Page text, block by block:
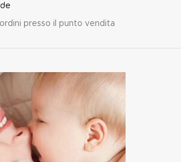
presso il punto vendita